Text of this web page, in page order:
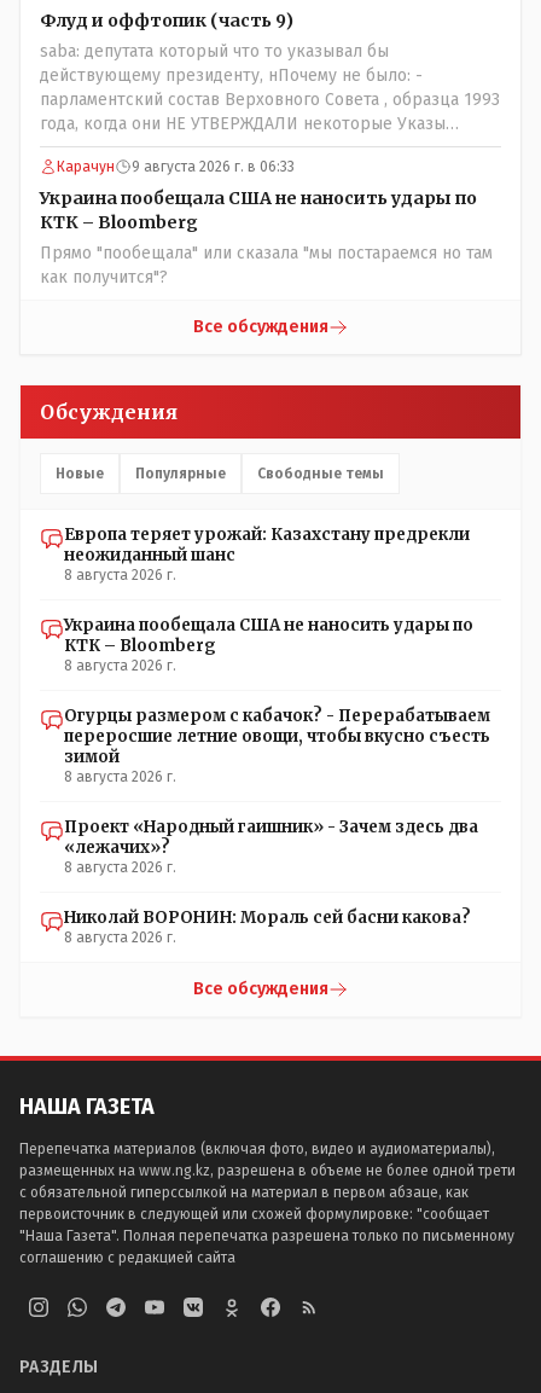
Флуд и оффтопик (часть 9)
saba: депутата который что то указывал бы
действующему президенту, нПочему не было: -
парламентский состав Верховного Совета , образца 1993
года, когда они НЕ УТВЕРЖДАЛИ некоторые Указы
Назарбаева, особенно в части выборов и перевыборов и
некоторых вопросах внутренней политики, и тогда
Назарбай волевым Указом РАСПУСТИЛ этот бунтарский
состав. Имя - Серикболсын Абдильдин вам знакомо -
юывший секретарь ЦК КП Казахстана , впоследствии -
депутат Верховного Совета и Мажлиса и Председатель
партии коммунстов- он в то время и после и причём
НЕОДНОКРАТНО, указывал и многократно на недостатки
Назарбая и предлагал ему самому ДОБРОВОЛЬНО уйти с
Карачун 9 августа 2026 г. в 06:33
Украина пообещала США не наносить удары по
КТК – Bloomberg
Прямо "пообещала" или сказала "мы постараемся но там
как получится"?
Все обсуждения
Обсуждения
Новые Популярные Свободные темы
Европа теряет урожай: Казахстану предрекли
неожиданный шанс
8 августа 2026 г.
Украина пообещала США не наносить удары по
КТК – Bloomberg
8 августа 2026 г.
Огурцы размером с кабачок? - Перерабатываем
переросшие летние овощи, чтобы вкусно съесть
зимой
8 августа 2026 г.
Проект «Народный гаишник» - Зачем здесь два
«лежачих»?
8 августа 2026 г.
Николай ВОРОНИН: Мораль сей басни какова?
8 августа 2026 г.
Все обсуждения
НАША ГАЗЕТА
Перепечатка материалов (включая фото, видео и аудиоматериалы),
размещенных на www.ng.kz, разрешена в объеме не более одной трети
с обязательной гиперссылкой на материал в первом абзаце, как
первоисточник в следующей или схожей формулировке: "сообщает
"Наша Газета". Полная перепечатка разрешена только по письменному
соглашению с редакцией сайта
РАЗДЕЛЫ